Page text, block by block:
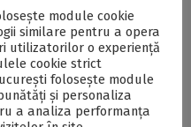
Turcia, nivelul
lună.
160 de burse Erasmus
al Universității din
module cookie
similare pentru a opera
utilizatorilor o experiență
cookie strict
folosește module
și personaliza
a analiza performanța